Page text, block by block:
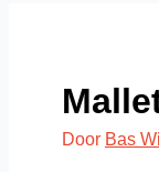
Door Bas